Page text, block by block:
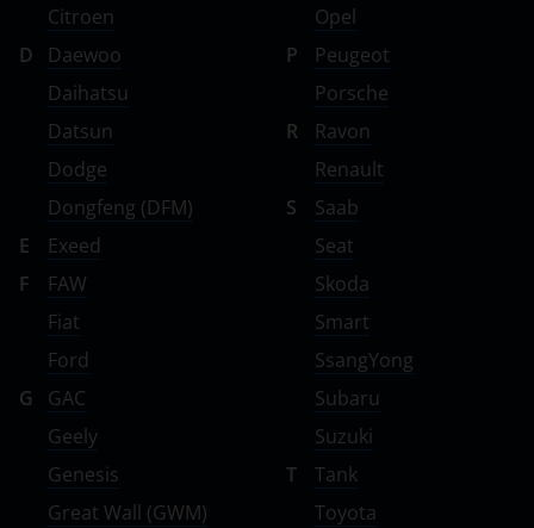
Citroen
D
Daewoo
Daihatsu
Datsun
Dodge
Dongfeng (DFM)
E
Exeed
F
FAW
Fiat
Ford
G
GAC
Geely
Genesis
Great Wall (GWM)
Opel
P
Peugeot
Porsche
R
Ravon
Renault
S
Saab
Seat
Skoda
Smart
SsangYong
Subaru
Suzuki
T
Tank
Toyota